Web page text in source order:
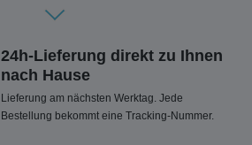
24h-Lieferung direkt zu Ihnen
nach Hause
Lieferung am nächsten Werktag. Jede
Bestellung bekommt eine Tracking-Nummer.